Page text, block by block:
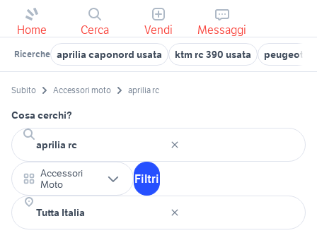
Home Cerca Vendi Messaggi
Ricerche aprilia caponord usata ktm rc 390 usata peugeot
Subito Accessori moto aprilia rc
Cosa cerchi?
Accessori
Moto
Filtri